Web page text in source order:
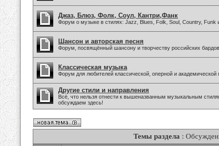
Джаз, Блюз, Фолк, Соул, Кантри,Фанк
Форум о музыке в стилях: Jazz, Blues, Folk, Soul, Country, Funk
Шансон и авторская песня
Форум, посвящённый шансону и творчеству российских
Классическая музыка
Форум для любителей классической, оперной и академической
Другие стили и направления
Всё, что нельзя отнести к вышеназванным музыкальным
обсуждаем здесь!
Темы раздела :